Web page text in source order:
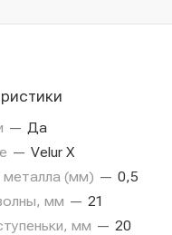
— Да
— Velur X
(мм) — 0,5
мм — 21
мм — 20